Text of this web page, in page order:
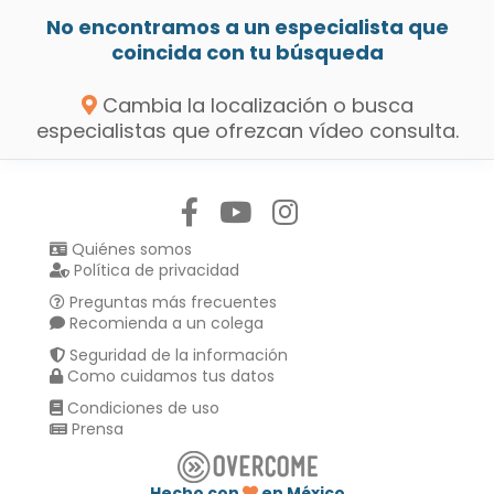
No encontramos a un especialista que
coincida con tu búsqueda
Cambia la localización o busca
especialistas que ofrezcan vídeo consulta.
Quiénes somos
Política de privacidad
Preguntas más frecuentes
Recomienda a un colega
Seguridad de la información
Como cuidamos tus datos
Condiciones de uso
Prensa